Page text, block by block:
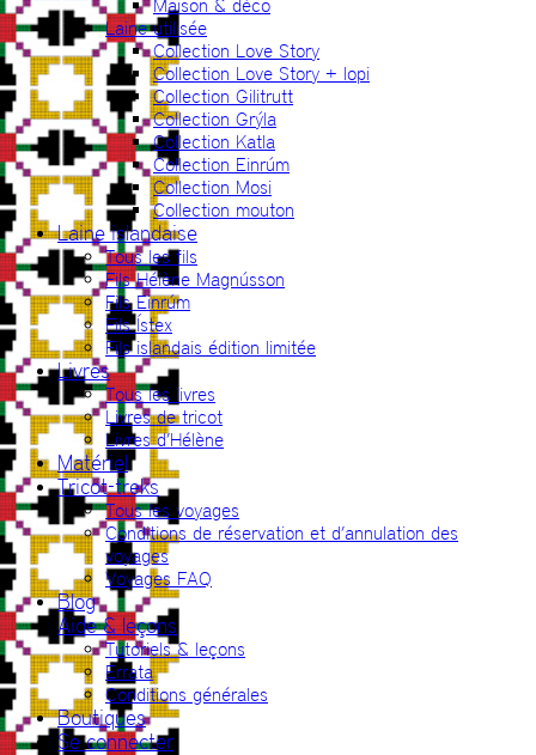
Maison & déco
Laine utilisée
Collection Love Story
Collection Love Story + lopi
Collection Gilitrutt
Collection Grýla
Collection Katla
Collection Einrúm
Collection Mosi
Collection mouton
Laine islandaise
Tous les fils
Fils Hélène Magnússon
Fils Einrúm
Fils Ístex
Fils islandais édition limitée
Livres
Tous les livres
Livres de tricot
Livres d’Hélène
Matériel
Tricot-treks
Tous les voyages
Conditions de réservation et d’annulation des
voyages
Voyages FAQ
Blog
Aide & leçons
Tutoriels & leçons
Errata
Conditions générales
Boutiques
Se connecter